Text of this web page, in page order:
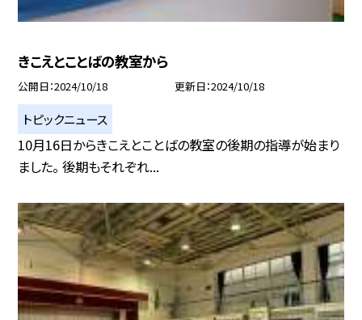
きこえとことばの教室から
公開日 2024/10/18 更新日 2024/10/18
トピックニュース
10月16日からきこえとことばの教室の後期の指導が始まり
ました。 後期もそれぞれ...